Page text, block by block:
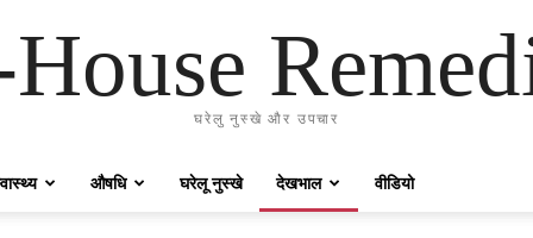
घरेलु नुस्खे और उपचार
औषधि घरेलू नुस्खे देखभाल वीडियो